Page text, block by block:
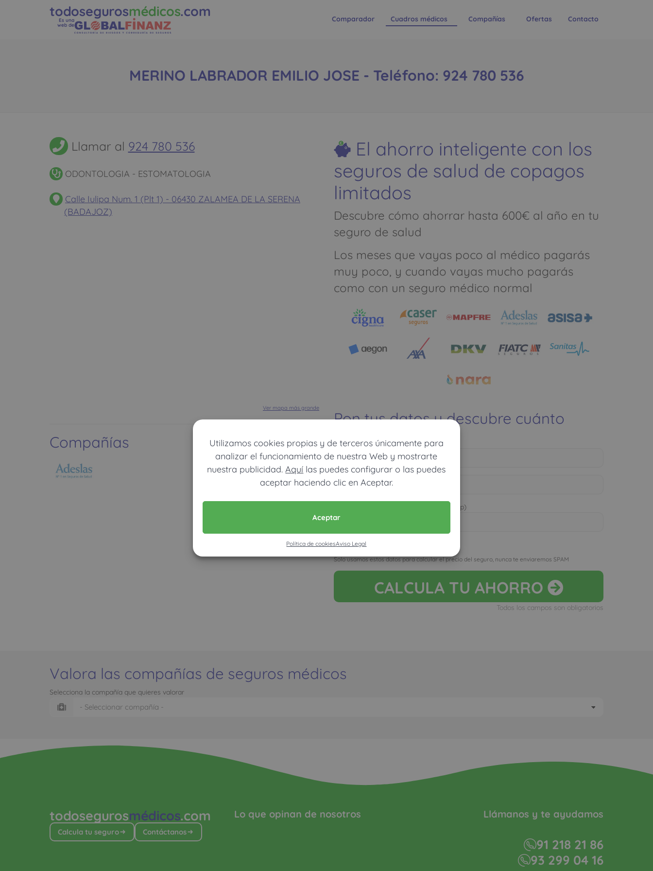
Utilizamos cookies propias y de terceros únicamente para
analizar el funcionamiento de nuestra Web y mostrarte
nuestra publicidad.Aquí las puedes configurar o las puedes
aceptar haciendo clic en Aceptar.
Aceptar
Política de cookiesAviso Legal
todosegurosmédicos.com
Es una
web de
Comparador Cuadros médicos Compañías Ofertas Contacto
MERINO LABRADOR EMILIO JOSE - Teléfono: 924 780 536
Llamar al 924 780 536
ODONTOLOGIA - ESTOMATOLOGIA
Calle Iulipa Num. 1 (Plt 1) - 06430 ZALAMEA DE LA SERENA
(BADAJOZ)
Ver mapa más grande
Compañías
El ahorro inteligente con los
seguros de salud de copagos
limitados
Descubre cómo ahorrar hasta 600€ al año en tu
seguro de salud
Los meses que vayas poco al médico pagarás
muy poco, y cuando vayas mucho pagarás
como con un seguro médico normal
Pon tus datos y descubre cuánto
dinero ahorrarías
Móvil (Enviamos resultados vía WhatsApp)
Acepto la nota legal y RGPD
Solo usamos estos datos para calcular el precio del seguro, nunca te enviaremos SPAM
CALCULA TU AHORRO
Todos los campos son obligatorios
Valora las compañías de seguros médicos
Selecciona la compañía que quieres valorar
todosegurosmédicos.com
Calcula tu seguro Contáctanos
Lo que opinan de nosotros Llámanos y te ayudamos
91 218 21 86
93 299 04 16